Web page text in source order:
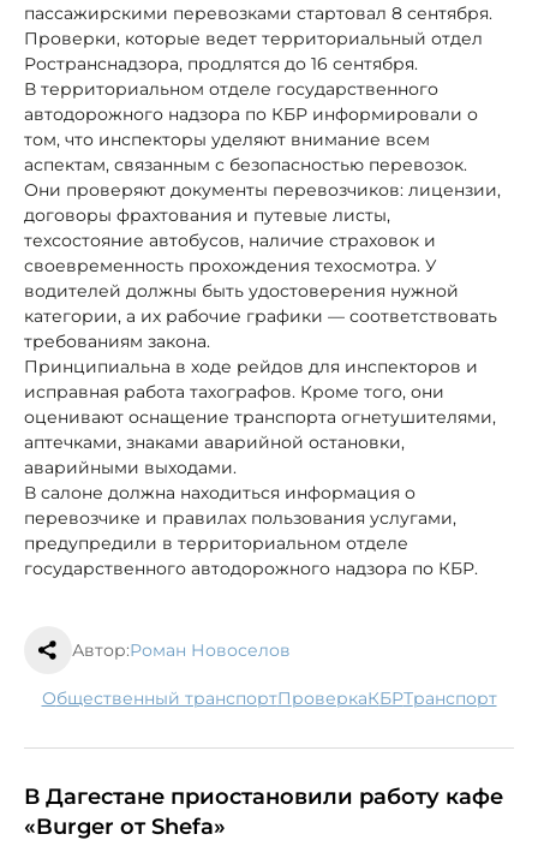
пассажирскими перевозками стартовал 8 сентября.
Проверки, которые ведет территориальный отдел
Ространснадзора, продлятся до 16 сентября.
В территориальном отделе государственного
автодорожного надзора по КБР информировали о
том, что инспекторы уделяют внимание всем
аспектам, связанным с безопасностью перевозок.
Они проверяют документы перевозчиков: лицензии,
договоры фрахтования и путевые листы,
техсостояние автобусов, наличие страховок и
своевременность прохождения техосмотра. У
водителей должны быть удостоверения нужной
категории, а их рабочие графики — соответствовать
требованиям закона.
Принципиальна в ходе рейдов для инспекторов и
исправная работа тахографов. Кроме того, они
оценивают оснащение транспорта огнетушителями,
аптечками, знаками аварийной остановки,
аварийными выходами.
В салоне должна находиться информация о
перевозчике и правилах пользования услугами,
предупредили в территориальном отделе
государственного автодорожного надзора по КБР.
Автор:Роман Новоселов
общественный транспорт проверка КБР транспорт
В Дагестане приостановили работу кафе
«Burger от Shefa»